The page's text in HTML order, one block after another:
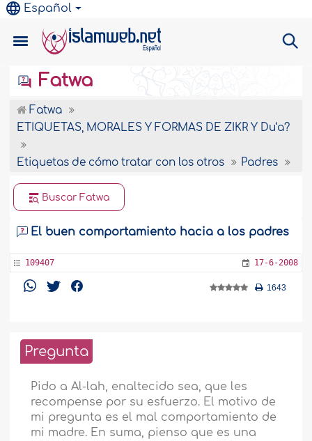
Español
Fatwa
Fatwa
ETIQUETAS, MORALES Y FORMAS DE ZIKR Y Du‘a?
Etiquetas de cómo tratar con los otros Padres
Buscar Fatwa
El buen comportamiento hacia a los padres
109407 17-6-2008
1643
Pregunta
Pido a Al-lah, enaltecido sea, que les
recompense por su esfuerzo. El motivo de
mi pregunta es el mal comportamiento de
mi madre. En suma, pienso que es una